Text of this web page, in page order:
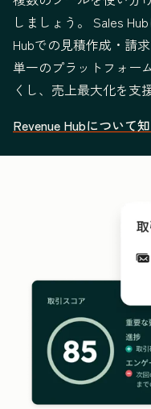
しましょう。 Sales
Hubでの見積作成・請
単一のプラットフォー
くし、売上最大化を支
Revenue Hubについて